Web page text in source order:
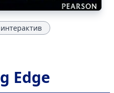
интерактив
Edge